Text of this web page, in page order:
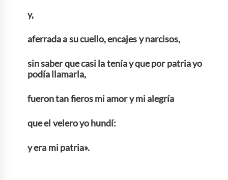
y,
aferrada a su cuello, encajes y narcisos,
sin saber que casi la tenía y que por patria yo
podía llamarla,
fueron tan fieros mi amor y mi alegría
que el velero yo hundí:
y era mi patria».